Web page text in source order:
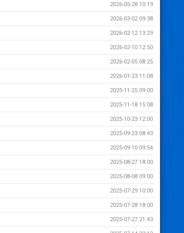
2026-05-28 10:19
2026-03-02 09:38
2026-02-12 13:29
2026-02-10 12:50
2026-02-05 08:25
2026-01-23 11:08
2025-11-25 09:00
2025-11-18 15:08
2025-10-23 12:00
2025-09-23 08:43
2025-09-10 09:54
2025-08-27 18:00
2025-08-08 09:00
2025-07-29 10:00
2025-07-28 18:00
2025-07-27 21:43